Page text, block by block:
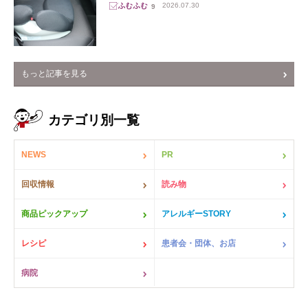
9 2026.07.30
もっと記事を見る
カテゴリ別一覧
NEWS PR
回収情報 読み物
商品ピックアップ アレルギーSTORY
レシピ 患者会・団体、お店
病院